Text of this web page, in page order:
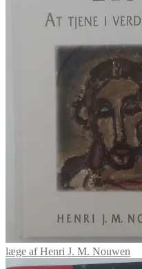
læge af Henri J. M. Nouwen